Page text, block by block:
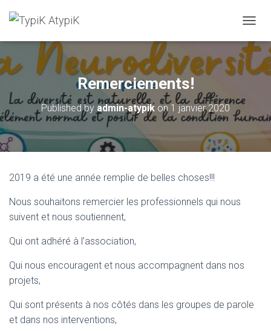
U
V
I
E
N
Remerciements!
Published by admin-atypik on 1 janvier 2020
2019 a été une année remplie de belles choses!!!
Nous souhaitons remercier les professionnels qui nous
suivent et nous soutiennent,
Qui ont adhéré à l’association,
Qui nous encouragent et nous accompagnent dans nos
projets,
Qui sont présents à nos côtés dans les groupes de parole
et dans nos interventions,